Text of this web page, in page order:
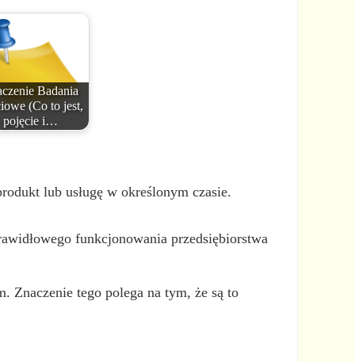
Badania
(Co to jest,
pojęcie i…
lub usługę w określonym czasie.
funkcjonowania przedsiębiorstwa
Znaczenie tego polega na tym, że są to